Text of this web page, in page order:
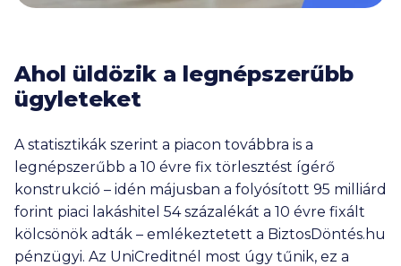
Ahol üldözik a legnépszerűbb
ügyleteket
A statisztikák szerint a piacon továbbra is a
legnépszerűbb a 10 évre fix törlesztést ígérő
konstrukció – idén májusban a folyósított 95 milliárd
forint piaci lakáshitel 54 százalékát a 10 évre fixált
kölcsönök adták – emlékeztetett a BiztosDöntés.hu
pénzügyi. Az UniCreditnél most úgy tűnik, ez a